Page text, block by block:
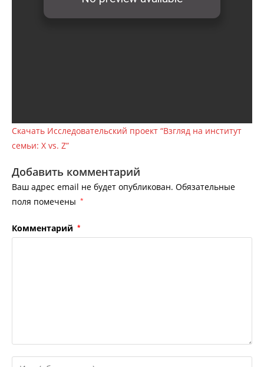
Скачать Исследовательский проект “Взгляд на институт
семьи: X vs. Z”
Добавить комментарий
Ваш адрес email не будет опубликован. Обязательные
поля помечены *
Комментарий *
Введите